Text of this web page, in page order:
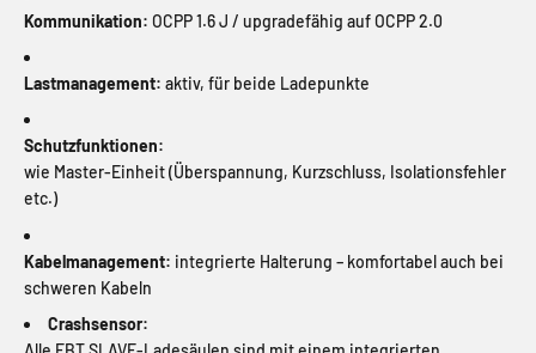
Kommunikation: OCPP 1.6 J / upgradefähig auf OCPP 2.0
Lastmanagement: aktiv, für beide Ladepunkte
Schutzfunktionen:
wie Master-Einheit (Überspannung, Kurzschluss, Isolationsfehler
etc.)
Kabelmanagement: integrierte Halterung – komfortabel auch bei
schweren Kabeln
Crashsensor: